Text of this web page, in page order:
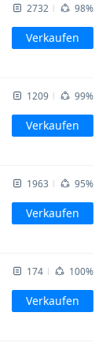
2732
98%
Verkaufen
1209
99%
Verkaufen
1963
95%
Verkaufen
174
100%
Verkaufen